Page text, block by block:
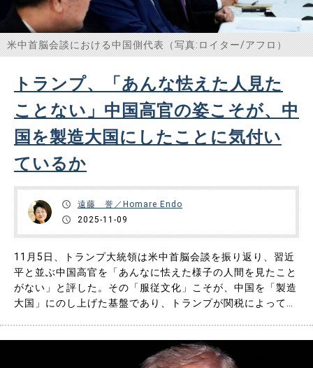
米中首脳会談における中国側代表（写真:ロイター/アフロ）
トランプ、「あんな怯えた人見た
ことない」中国高官の姿こそが、中
国を製造大国にしたことに気付い
ているか
遠藤 誉／Homare Endo
2025-11-09
11月5日、トランプ大統領は米中首脳会談を振り返り、習近
平と並ぶ中国高官を「あんなに怯えた様子の人間を見たこと
がない」と評した。その「服従文化」こそが、中国を「製造
大国」にのし上げた基盤であり、トランプが関税によってし